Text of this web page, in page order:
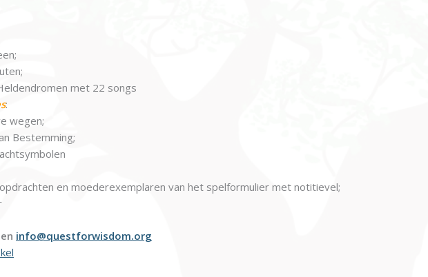
met 22 songs
:
wegen;
Bestemming;
en moederexemplaren van het spelformulier met notitievel;
info@questforwisdom.org